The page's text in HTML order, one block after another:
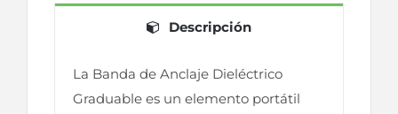
Descripción
La Banda de Anclaje Dieléctrico
Graduable es un elemento portátil